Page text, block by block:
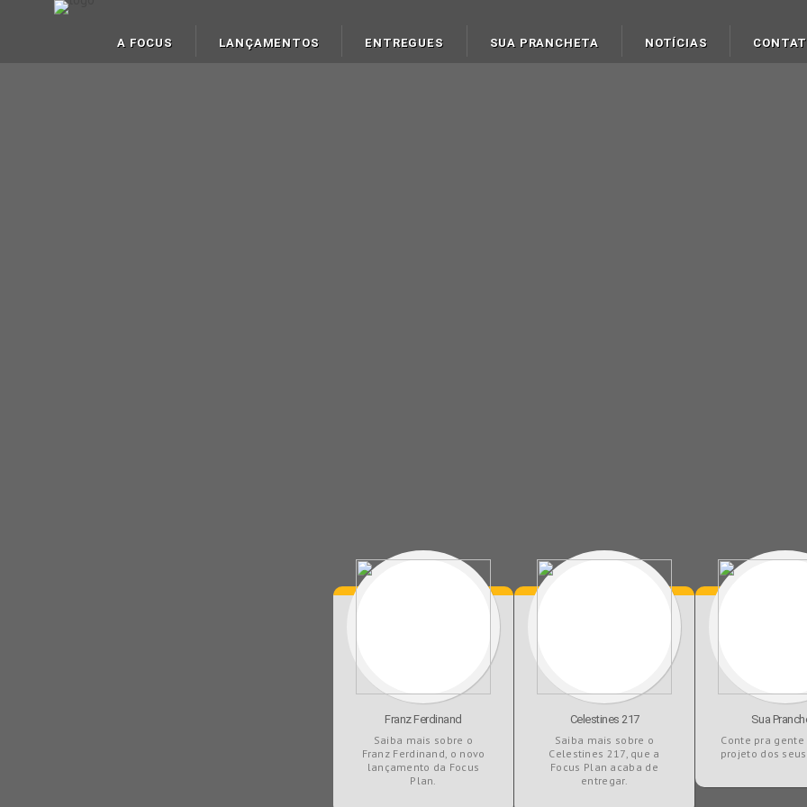
A FOCUS LANÇAMENTOS ENTREGUES SUA PRANCHETA NOTÍCIAS
Franz Ferdinand
Saiba mais sobre o
Franz Ferdinand, o novo
lançamento da Focus
Plan.
Celestines 217
Saiba mais sobre o
Celestines 217, que a
Focus Plan acaba de
entregar.
Sua
Conte pra
projeto dos